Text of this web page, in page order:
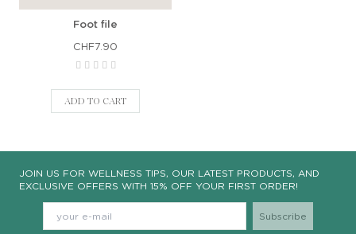
Foot file
CHF7.90
ADD TO CART
JOIN US FOR WELLNESS TIPS, OUR LATEST PRODUCTS, AND
EXCLUSIVE OFFERS WITH 15% OFF YOUR FIRST ORDER!